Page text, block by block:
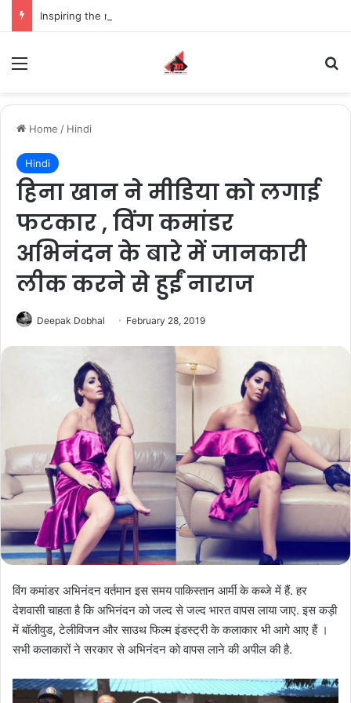
Home / Hindi
Hindi
हिना खान ने मीडिया को लगाई
फटकार , विंग कमांडर
अभिनंदन के बारे में जानकारी
लीक करने से हुईं नाराज
Deepak Dobhal February 28, 2019
विंग कमांडर अभिनंदन वर्तमान इस समय पाकिस्तान आर्मी के कब्जे में हैं. हर
देशवासी चाहता है कि अभिनंदन को जल्द से जल्द भारत वापस लाया जाए. इस कड़ी
में बॉलीवुड, टेलीविजन और साउथ फिल्म इंडस्ट्री के कलाकार भी आगे आए हैं ।
सभी कलाकारों ने सरकार से अभिनंदन को वापस लाने की अपील की है.